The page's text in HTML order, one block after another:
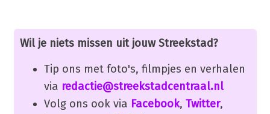
Wil je niets missen uit jouw Streekstad?
Tip ons met foto's, filmpjes en verhalen
via redactie@streekstadcentraal.nl
Volg ons ook via Facebook, Twitter,